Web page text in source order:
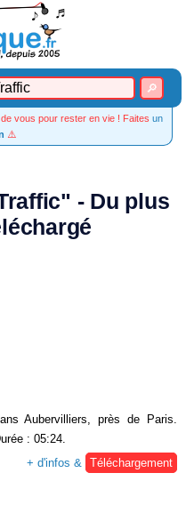
vous pour rester en vie ! Faites un
⚠️
- Du plus
Aubervilliers, près de Paris.
: 05:24.
+ d'infos &
Téléchargement